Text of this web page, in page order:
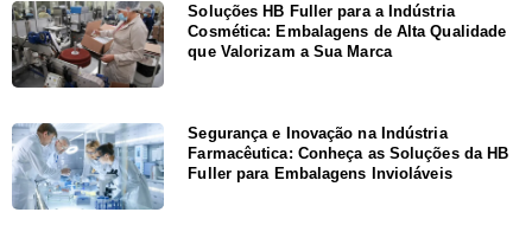
Soluções HB Fuller para a Indústria
Cosmética: Embalagens de Alta Qualidade
que Valorizam a Sua Marca
Segurança e Inovação na Indústria
Farmacêutica: Conheça as Soluções da HB
Fuller para Embalagens Invioláveis